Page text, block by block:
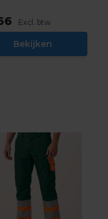
Excl. btw
Bekijken